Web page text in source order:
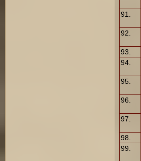
91.
92.
93.
94.
95.
96.
97.
98.
99.